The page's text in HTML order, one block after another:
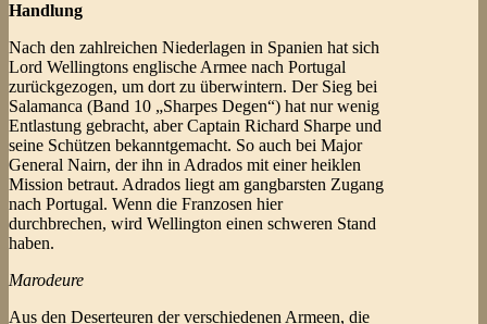
Handlung
Nach den zahlreichen Niederlagen in Spanien hat sich
Lord Wellingtons englische Armee nach Portugal
zurückgezogen, um dort zu überwintern. Der Sieg bei
Salamanca (Band 10 „Sharpes Degen“) hat nur wenig
Entlastung gebracht, aber Captain Richard Sharpe und
seine Schützen bekanntgemacht. So auch bei Major
General Nairn, der ihn in Adrados mit einer heiklen
Mission betraut. Adrados liegt am gangbarsten Zugang
nach Portugal. Wenn die Franzosen hier
durchbrechen, wird Wellington einen schweren Stand
haben.
Marodeure
Aus den Deserteuren der verschiedenen Armeen, die